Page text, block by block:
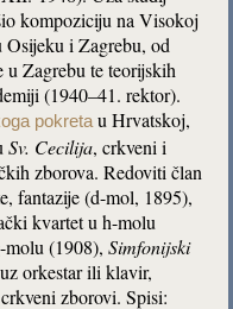
kompoziciju na Visokoj
i Zagrebu, od
Zagrebu te teorijskih
(1940–41. rektor).
pokreta u Hrvatskoj,
Sv. Cecilija, crkveni i
zborova. Redoviti član
fantazije (d-mol, 1895),
kvartet u h-molu
molu (1908),Simfonijski
orkestar ili klavir,
zborovi. Spisi: